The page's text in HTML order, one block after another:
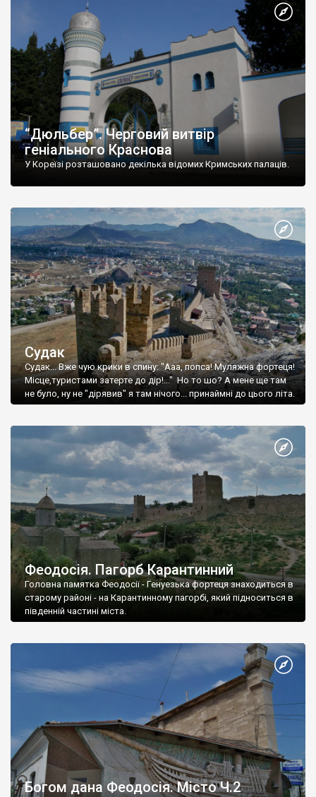
“Дюльбер”. Черговий витвір
геніального Краснова
У Кореїзі розташовано декілька відомих Кримських палаців.
Судак
Судак... Вже чую крики в спину: "Ааа, попса! Муляжна фортеця!
Місце,туристами затерте до дір!..." Но то шо? А мене ще там
не було, ну не "дірявив" я там нічого... принаймні до цього літа.
Феодосія. Пагорб Карантинний
Головна памятка Феодосії - Генуезька фортеця знаходиться в
старому районі - на Карантинному пагорбі, який підноситься в
південній частині міста.
Богом дана Феодосія. Місто Ч.2